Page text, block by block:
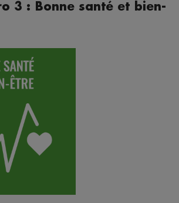
3 : Bonne santé et bien-